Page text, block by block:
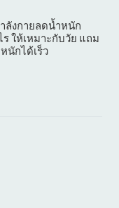
ลังกายลดน้ำหนัก
ร ให้เหมาะกับวัย แถม
นักได้เร็ว